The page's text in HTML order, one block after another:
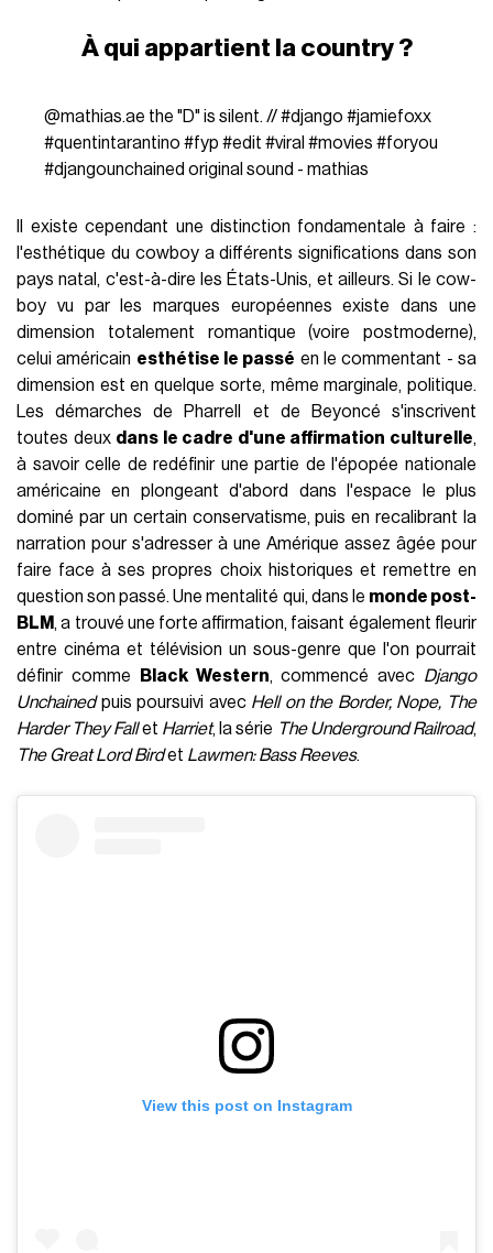
À qui appartient la country ?
@mathias.ae the "D" is silent. //#django #jamiefoxx
#quentintarantino #fyp #edit #viral #movies #foryou
#djangounchained original sound - mathias
Il existe cependant une distinction fondamentale à faire :
l'esthétique du cowboy a différents significations dans son
pays natal, c'est-à-dire les États-Unis, et ailleurs. Si le cow-
boy vu par les marques européennes existe dans une
dimension totalement romantique (voire postmoderne),
celui américain esthétise le passé en le commentant - sa
dimension est en quelque sorte, même marginale, politique.
Les démarches de Pharrell et de Beyoncé s'inscrivent
toutes deux dans le cadre d'une affirmation culturelle,
à savoir celle de redéfinir une partie de l'épopée nationale
américaine en plongeant d'abord dans l'espace le plus
dominé par un certain conservatisme, puis en recalibrant la
narration pour s'adresser à une Amérique assez âgée pour
faire face à ses propres choix historiques et remettre en
question son passé. Une mentalité qui, dans le monde post-
BLM , a trouvé une forte affirmation, faisant également fleurir
entre cinéma et télévision un sous-genre que l'on pourrait
définir comme
Black Western, commencé avec Django
Unchainedpuis poursuivi avec Hell on the Border, Nope, The
Harder They Fallet Harriet, la série The Underground Railroad,
The Great Lord Birdet Lawmen: Bass Reeves.
View this post on Instagram